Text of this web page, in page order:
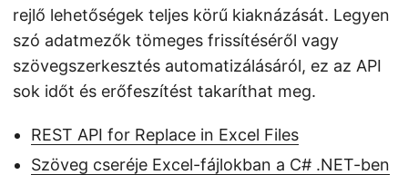
rejlő lehetőségek teljes körű kiaknázását. Legyen
szó adatmezők tömeges frissítéséről vagy
szövegszerkesztés automatizálásáról, ez az API
sok időt és erőfeszítést takaríthat meg.
REST API for Replace in Excel Files
Szöveg cseréje Excel-fájlokban a C# .NET-ben